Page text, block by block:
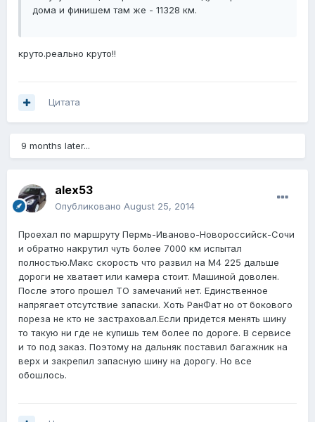
дома и финишем там же - 11328 км.
круто.реально круто!!
Цитата
9 months later...
alex53
Опубликовано August 25, 2014
Проехал по маршруту Пермь-Иваново-Новороссийск-Сочи
и обратно накрутил чуть более 7000 км испытал
полностью.Макс скорость что развил на М4 225 дальше
дороги не хватает или камера стоит. Машиной доволен.
После этого прошел ТО замечаний нет. Единственное
напрягает отсутствие запаски. Хоть РанФат но от бокового
пореза не кто не застраховал.Если придется менять шину
то такую ни где не купишь тем более по дороге. В сервисе
и то под заказ. Поэтому на дальняк поставил багажник на
верх и закрепил запасную шину на дорогу. Но все
обошлось.